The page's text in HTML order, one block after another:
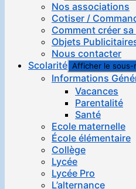
Nos associations
Cotiser /
Comment créer
Objets
Nous contacter
Scolarité Afficher le sous-
Informations
Vacances
Parentalité
Santé
Ecole maternelle
École élémentaire
Collège
Lycée
Lycée Pro
L’alternance